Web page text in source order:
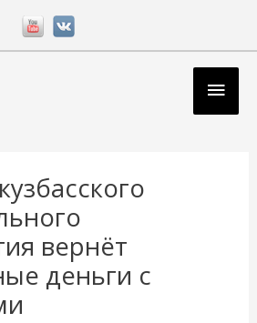
вернёт
деньги с